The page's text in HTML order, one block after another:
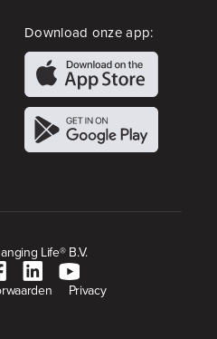
Download onze app:
Life® B.V.
Privacy